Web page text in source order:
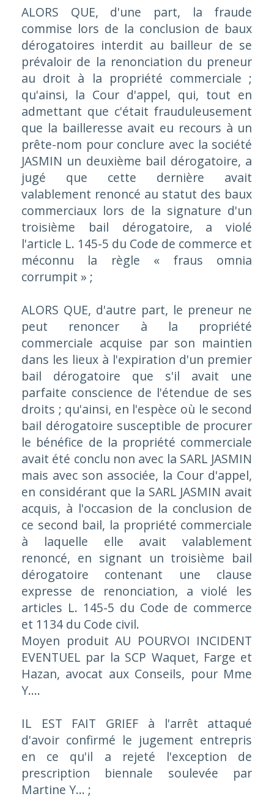
ALORS QUE, d'une part, la fraude
commise lors de la conclusion de baux
dérogatoires interdit au bailleur de se
prévaloir de la renonciation du preneur
au droit à la propriété commerciale ;
qu'ainsi, la Cour d'appel, qui, tout en
admettant que c'était frauduleusement
que la bailleresse avait eu recours à un
prête-nom pour conclure avec la société
JASMIN un deuxième bail dérogatoire, a
jugé que cette dernière avait
valablement renoncé au statut des baux
commerciaux lors de la signature d'un
troisième bail dérogatoire, a violé
l'article L. 145-5 du Code de commerce et
méconnu la règle « fraus omnia
corrumpit » ;
ALORS QUE, d'autre part, le preneur ne
peut renoncer à la propriété
commerciale acquise par son maintien
dans les lieux à l'expiration d'un premier
bail dérogatoire que s'il avait une
parfaite conscience de l'étendue de ses
droits ; qu'ainsi, en l'espèce où le second
bail dérogatoire susceptible de procurer
le bénéfice de la propriété commerciale
avait été conclu non avec la SARL JASMIN
mais avec son associée, la Cour d'appel,
en considérant que la SARL JASMIN avait
acquis, à l'occasion de la conclusion de
ce second bail, la propriété commerciale
à laquelle elle avait valablement
renoncé, en signant un troisième bail
dérogatoire contenant une clause
expresse de renonciation, a violé les
articles L. 145-5 du Code de commerce
et 1134 du Code civil.
Moyen produit AU POURVOI INCIDENT
EVENTUEL par la SCP Waquet, Farge et
Hazan, avocat aux Conseils, pour Mme
Y....
IL EST FAIT GRIEF à l'arrêt attaqué
d'avoir confirmé le jugement entrepris
en ce qu'il a rejeté l'exception de
prescription biennale soulevée par
Martine Y... ;